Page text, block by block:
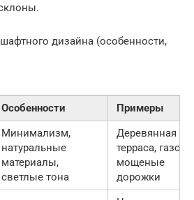
дизайна (особенности,
Особенности Примеры
Минимализм,
натуральные
материалы,
светлые тона
Деревянная
терраса, газон,
мощеные
дорожки